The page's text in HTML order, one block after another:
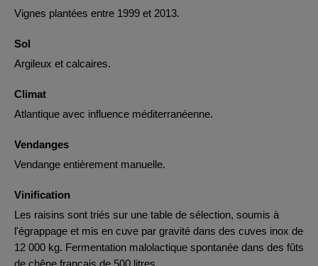
Vignes plantées entre 1999 et 2013.
Sol
Argileux et calcaires.
Climat
Atlantique avec influence méditerranéenne.
Vendanges
Vendange entièrement manuelle.
Vinification
Les raisins sont triés sur une table de sélection, soumis à
l'égrappage et mis en cuve par gravité dans des cuves inox de
12 000 kg. Fermentation malolactique spontanée dans des fûts
de chêne français de 500 litres.